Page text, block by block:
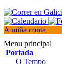
A miña conta
Menu principal
Portada
O Tempo